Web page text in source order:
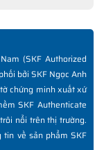
(SKF Authorized
bởi SKF Ngọc Anh
chứng minh xuất xứ
SKF Authenticate
nổi trên thị trường.
về sản phẩm SKF